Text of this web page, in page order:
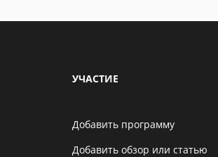
УЧАСТИЕ
Добавить программу
Добавить обзор или статью